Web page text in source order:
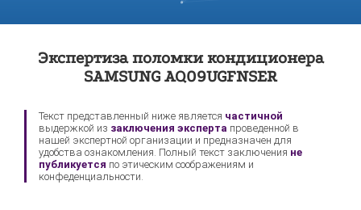
Экспертиза поломки кондиционера
SAMSUNG AQ09UGFNSER
Текст представленный ниже является частичной
выдержкой из заключения эксперта проведенной в
нашей экспертной организации и предназначен для
удобства ознакомления. Полный текст заключения не
публикуется по этическим соображениям и
конфеденциальности.